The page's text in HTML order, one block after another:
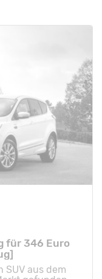
für 346 Euro
aus dem